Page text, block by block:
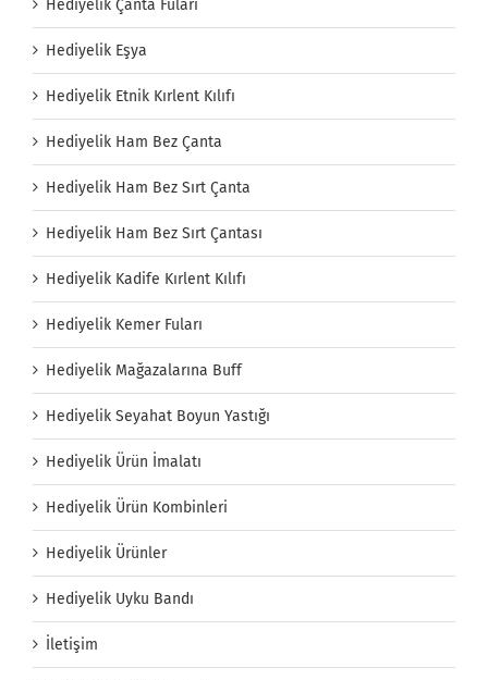
Hediyelik Çanta Fuları
Hediyelik Eşya
Hediyelik Etnik Kırlent Kılıfı
Hediyelik Ham Bez Çanta
Hediyelik Ham Bez Sırt Çanta
Hediyelik Ham Bez Sırt Çantası
Hediyelik Kadife Kırlent Kılıfı
Hediyelik Kemer Fuları
Hediyelik Mağazalarına Buff
Hediyelik Seyahat Boyun Yastığı
Hediyelik Ürün İmalatı
Hediyelik Ürün Kombinleri
Hediyelik Ürünler
Hediyelik Uyku Bandı
İletişim